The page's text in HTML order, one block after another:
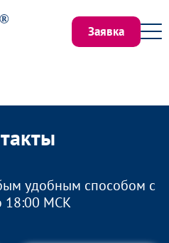
Заявка
удобным способом с
18:00 МСК